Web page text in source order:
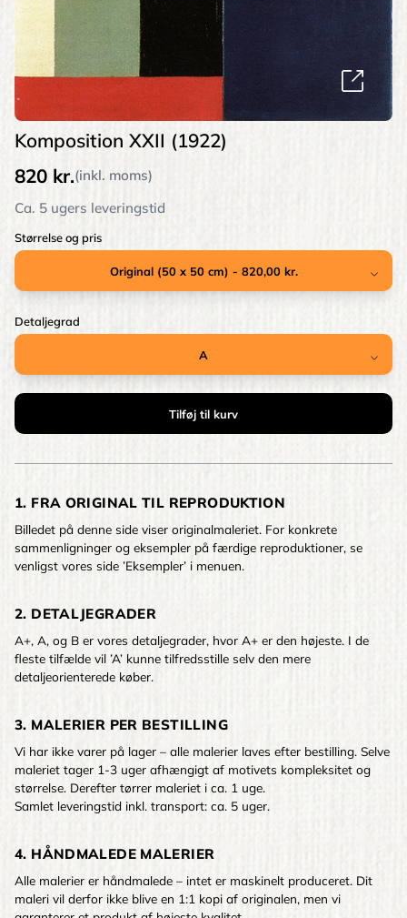
Komposition XXII (1922)
820 kr.(inkl. moms)
Ca. 5 ugers leveringstid
Størrelse og pris
Detaljegrad
1. FRA ORIGINAL TIL REPRODUKTION
Billedet på denne side viser originalmaleriet. For konkrete
sammenligninger og eksempler på færdige reproduktioner, se
venligst vores side ’Eksempler’ i menuen.
2. DETALJEGRADER
A+, A, og B er vores detaljegrader, hvor A+ er den højeste. I de
fleste tilfælde vil ’A’ kunne tilfredsstille selv den mere
detaljeorienterede køber.
3. MALERIER PER BESTILLING
Vi har ikke varer på lager – alle malerier laves efter bestilling. Selve
maleriet tager 1-3 uger afhængigt af motivets kompleksitet og
størrelse. Derefter tørrer maleriet i ca. 1 uge.
Samlet leveringstid inkl. transport: ca. 5 uger.
4. HÅNDMALEDE MALERIER
Alle malerier er håndmalede – intet er maskinelt produceret. Dit
maleri vil derfor ikke blive en 1:1 kopi af originalen, men vi